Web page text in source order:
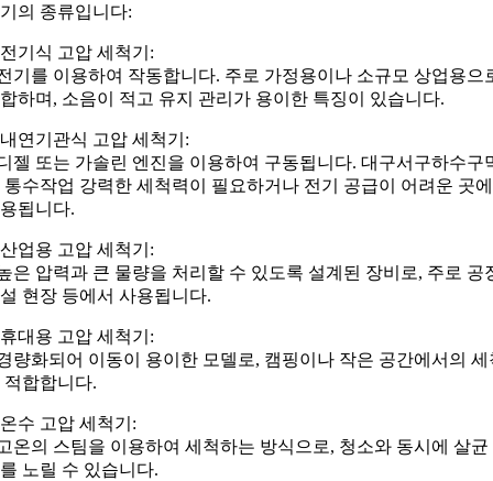
의 종류입니다:
기식 고압 세척기:
기를 이용하여 작동합니다. 주로 가정용이나 소규모 상업용으
하며, 소음이 적고 유지 관리가 용이한 특징이 있습니다.
연기관식 고압 세척기:
젤 또는 가솔린 엔진을 이용하여 구동됩니다. 대구서구하수구
통수작업 강력한 세척력이 필요하거나 전기 공급이 어려운 곳
됩니다.
업용 고압 세척기:
은 압력과 큰 물량을 처리할 수 있도록 설계된 장비로, 주로 공
현장 등에서 사용됩니다.
대용 고압 세척기:
량화되어 이동이 용이한 모델로, 캠핑이나 작은 공간에서의 세
적합합니다.
수 고압 세척기:
온의 스팀을 이용하여 세척하는 방식으로, 청소와 동시에 살균
노릴 수 있습니다.